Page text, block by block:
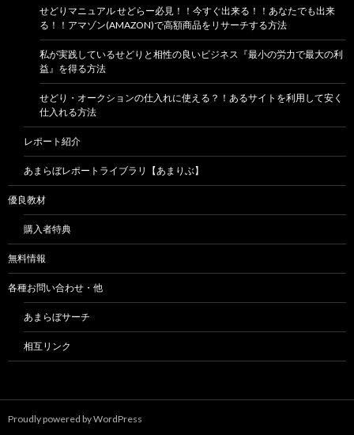
せどりマニュアル せどらー必見！！今すぐ出来る！！あなたでも出来
る！！アマゾン(AMAZON)で高額商品をリサーチする方法
私が実践しているせどりと相性の良いビジネス『最小の労力で最大の利
益』を得る方法
せどり・オークションの仕入れに使える？！あるサイトを利用して安く
仕入れる方法
レポート紹介
あまらぼレポートライブラリ【あまりぶ】
優良教材
購入者特典
無料情報
各種お問い合わせ・他
あまらぼサーチ
相互リンク
Proudly powered by WordPress